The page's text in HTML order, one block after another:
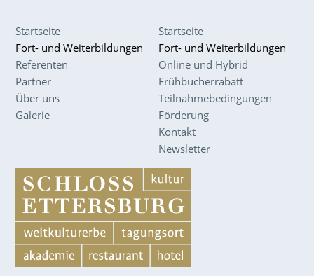
Startseite
Fort- und Weiterbildungen
Referenten
Partner
Über uns
Galerie
Startseite
Fort- und Weiterbildungen
Online und Hybrid
Frühbucherrabatt
Teilnahmebedingungen
Förderung
Kontakt
Newsletter